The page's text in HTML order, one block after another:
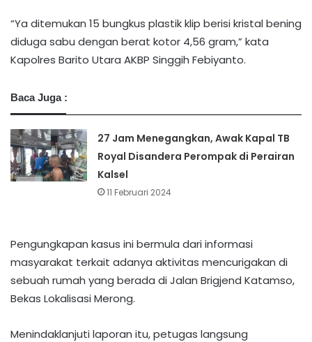
“Ya ditemukan 15 bungkus plastik klip berisi kristal bening
diduga sabu dengan berat kotor 4,56 gram,” kata
Kapolres Barito Utara AKBP Singgih Febiyanto.
Baca Juga :
27 Jam Menegangkan, Awak Kapal TB
Royal Disandera Perompak di Perairan
Kalsel
11 Februari 2024
Pengungkapan kasus ini bermula dari informasi
masyarakat terkait adanya aktivitas mencurigakan di
sebuah rumah yang berada di Jalan Brigjend Katamso,
Bekas Lokalisasi Merong.
Menindaklanjuti laporan itu, petugas langsung